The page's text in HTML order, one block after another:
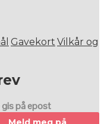
Gavekort Vilkår og
gis på epost